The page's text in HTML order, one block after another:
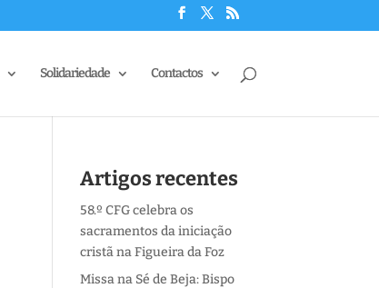
Solidariedade Contactos
Artigos recentes
58.º CFG celebra os
sacramentos da iniciação
cristã na Figueira da Foz
Missa na Sé de Beja: Bispo